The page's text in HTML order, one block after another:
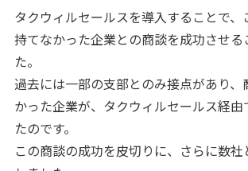
タクウィルセールスを導入することで、
持てなかった企業との商談を成功させる
た。
過去には一部の支部とのみ接点があり、
かった企業が、タクウィルセールス経由
たのです。
この商談の成功を皮切りに、さらに数